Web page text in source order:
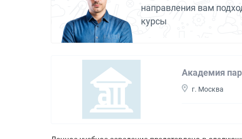
направления вам
курсы
Академия
г. Москва